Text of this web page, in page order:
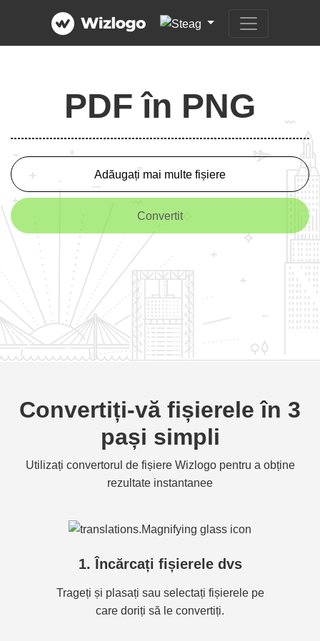
PDF în PNG
Adăugați mai multe fișiere
Convertit
Convertiți-vă fișierele în 3
pași simpli
Utilizați convertorul de fișiere Wizlogo pentru a obține
rezultate instantanee
1. Încărcați fișierele dvs
Trageți și plasați sau selectați fișierele pe
care doriți să le convertiți.